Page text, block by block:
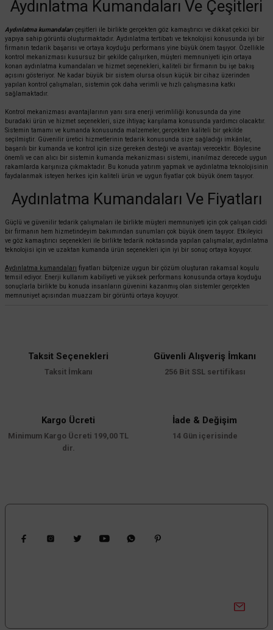
Aydınlatma Kumandaları Ve Çeşitleri
Aydınlatma kumandaları çeşitleri ile birlikte gerçekten göz kamaştırıcı ve dikkat çekici bir
yapıya sahip görüntü oluşturmaktadır. Aydınlatma tertibatı ve teknolojisi konusunda iyi bir
firmanın tedarik başarısı ve ortaya koyduğu performans yine büyük önem taşıyor. Özellikle
kontrol mekanizması kusursuz bir şekilde çalışırken, müşteri memnuniyeti için ortaya
konan aydınlatma kumandaları ve hizmet seçenekleri, kaliteli bir firmanın bu işe bakış
açısını gösteriyor. Ne kadar büyük bir sistem olursa olsun küçük bir cihaz üzerinden
yapılan kontrol çalışmaları, sistemin çok daha verimli ve hızlı çalışmasına katkı
sağlamaktadır.
Kontrol mekanizması avantajlarının yanı sıra enerji verimliliği konusunda da yine
buradaki ürün ve hizmet seçenekleri, size ihtiyaç karşılama konusunda yardımcı olacaktır.
Sistemin tamamı ve kumanda konusunda malzemeler, gerçekten kaliteli bir şekilde
seçilmiştir. Güvenilir üretici hizmetlerinin tedarik konusunda size sağladığı imkânlar,
başarılı bir kumanda ve kontrol için size gereken desteği ve avantajı verecektir. Böylesine
önemli ve can alıcı bir sistemin kumanda mekanizması sistemi, inanılmaz derecede uygun
rakamlarda karşınıza çıkmaktadır. Bu konuda yatırım yapmak ve aydınlatma teknolojisinin
faydalanmak isteyen herkes için kaliteli ürün ve uygun fiyatlar çok büyük önem taşıyor.
Aydınlatma Kumandaları Ve Fiyatları
Güçlü ve güvenilir tedarik çalışmaları ile birlikte müşteri memnuniyeti için çok çalışan ciddi
bir firmanın hem hizmetindeyim bakımından sunumları çok büyük önem taşıyor. Etkileyici
ve göz kamaştırıcı seçenekleri ile birlikte tedarik noktasında yapılan çalışmalar, aydınlatma
teknolojisi için ve uzaktan kumanda ürün seçenekleri için iyi bir sonuç ortaya koyuyor.
Aydınlatma kumandaları fiyatları bütçenize uygun bir çözüm oluşturan rakamsal koşulu
temsil ediyor. Enerji kullanım kabiliyeti ve yüksek performans konusunda ortaya koyduğu
sonuçlarla birlikte bu konuda insanların güvenini kazanmış olan sistemler gerçekten
memnuniyet açısından muazzam bir görüntü ortaya koyuyor.
Taksit Seçenekleri
Taksit İmkanı
Güvenli Alışveriş İmkanı
256 Bit SSL sertifikası
Kargo Ücreti
Minimum Kargo Ücreti 199,00 TL
dir.
İade & Değişim
14 Gün içerisinde